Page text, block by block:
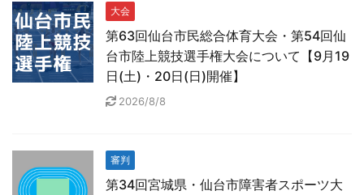
大会
第63回仙台市民総合体育大会・第54回仙
台市陸上競技選手権大会について【9月19
日(土)・20日(日)開催】
2026/8/8
審判
第34回宮城県・仙台市障害者スポーツ大